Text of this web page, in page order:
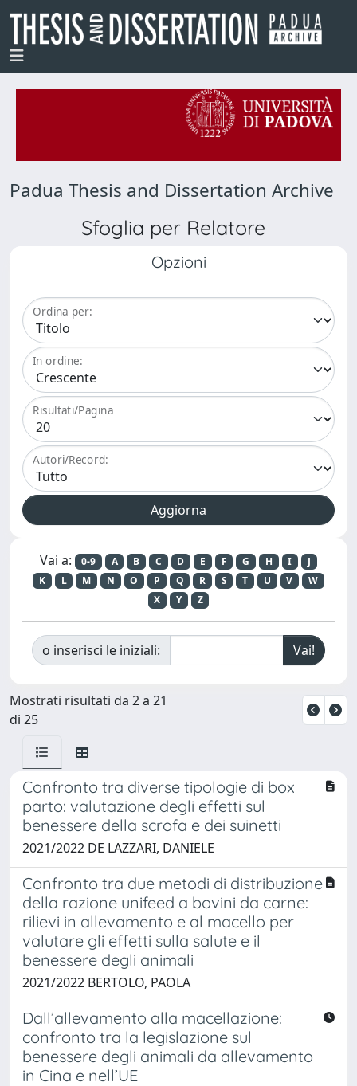
Padua Thesis and Dissertation Archive
Sfoglia per Relatore
Opzioni
Ordina per:
In ordine:
Risultati/Pagina
Autori/Record:
Vai a: 0-9 A B C D E F G H I
J
K
L M N O P Q R S T U V
W
X
Y Z
o inserisci le iniziali:
Mostrati risultati da 2 a 21
di 25
Confronto tra diverse tipologie di box
parto: valutazione degli effetti sul
benessere della scrofa e dei suinetti
2021/2022 DE LAZZARI, DANIELE
Confronto tra due metodi di distribuzione
della razione unifeed a bovini da carne:
rilievi in allevamento e al macello per
valutare gli effetti sulla salute e il
benessere degli animali
2021/2022 BERTOLO, PAOLA
Dall’allevamento alla macellazione:
confronto tra la legislazione sul
benessere degli animali da allevamento
in Cina e nell’UE